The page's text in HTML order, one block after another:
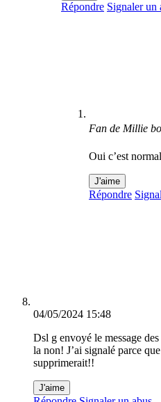
Répondre Signaler un
Fan de Millie
Oui c’est
J'aime
Répondre
04/05/2024 15:48
Dsl g envoyé le message
la non! J’ai signalé parce
supprimerait!!
J'aime